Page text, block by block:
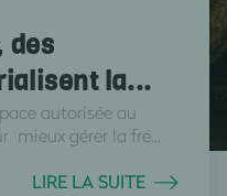
des
la...
autorisée au
mieux gérer la fré...
LIRE LA SUITE